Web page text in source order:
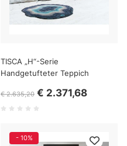
TISCA „H“-Serie
Handgetufteter Teppich
€ 2.635,20 € 2.371,68
- 10%